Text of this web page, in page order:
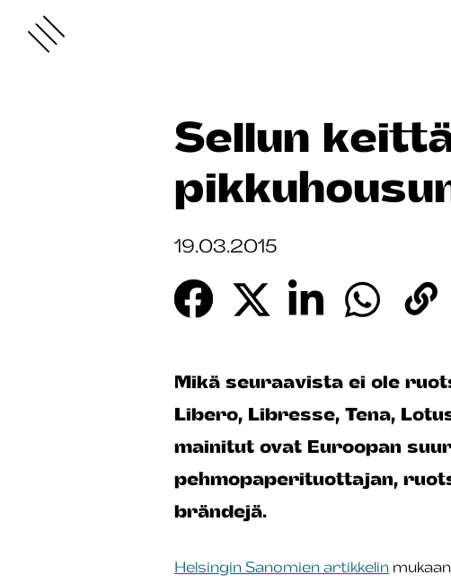
Sellun
19.03.2015
Mikä seuraavista ei ole
Libero, Libresse, Tena,
mainitut ovat Euroopan
pehmopaperituottajan,
brändejä.
Helsingin Sanomien artikkelin mukaan